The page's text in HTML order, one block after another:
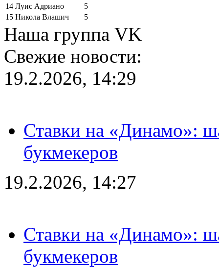
14 Луис Адриано
5
15 Никола Влашич 5
Наша группа VK
Свежие новости:
19.2.2026, 14:29
Ставки на «Динамо»:
букмекеров
19.2.2026, 14:27
Ставки на «Динамо»:
букмекеров